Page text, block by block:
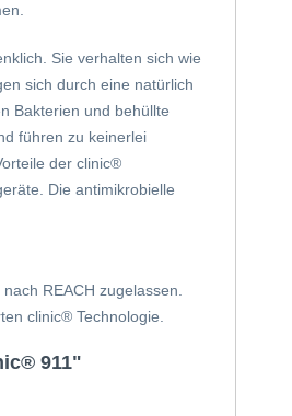
Sie verhalten sich wie
sich durch eine natürlich
Bakterien und behüllte
führen zu keinerlei
der clinic®
Die antimikrobielle
REACH zugelassen.
clinic® Technologie.
911"